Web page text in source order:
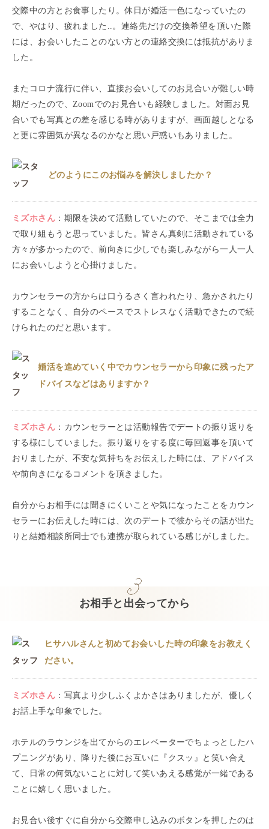
交際中の方とお食事したり。休日が婚活一色になっていたの
で、やはり、疲れました..。連絡先だけの交換希望を頂いた際
には、お会いしたことのない方との連絡交換には抵抗がありま
した。
またコロナ流行に伴い、直接お会いしてのお見合いが難しい時
期だったので、Zoomでのお見合いも経験しました。対面お見
合いでも写真との差を感じる時がありますが、画面越しとなる
と更に雰囲気が異なるのかなと思い戸惑いもありました。
どのようにこのお悩みを解決しましたか？
ミズホさん ： 期限を決めて活動していたので、そこまでは全力
で取り組もうと思っていました。皆さん真剣に活動されている
方々が多かったので、前向きに少しでも楽しみながら一人一人
にお会いしようと心掛けました。
カウンセラーの方からは口うるさく言われたり、急かされたり
することなく、自分のペースでストレスなく活動できたので続
けられたのだと思います。
婚活を進めていく中でカウンセラーから印象に残ったア
ドバイスなどはありますか？
ミズホさん ： カウンセラーとは活動報告でデートの振り返りを
する様にしていました。振り返りをする度に毎回返事を頂いて
おりましたが、不安な気持ちをお伝えした時には、アドバイス
や前向きになるコメントを頂きました。
自分からお相手には聞きにくいことや気になったことをカウン
セラーにお伝えした時には、次のデートで彼からその話が出た
りと結婚相談所同士でも連携が取られている感じがしました。
お相手と出会ってから
ヒサハルさんと初めてお会いした時の印象をお教えく
ださい。
ミズホさん ： 写真より少しふくよかさはありましたが、優しく
お話上手な印象でした。
ホテルのラウンジを出てからのエレベーターでちょっとしたハ
プニングがあり、降りた後にお互いに『クスッ』と笑い合え
て、日常の何気ないことに対して笑いあえる感覚が一緒である
ことに嬉しく思いました。
お見合い後すぐに自分から交際申し込みのボタンを押したのは